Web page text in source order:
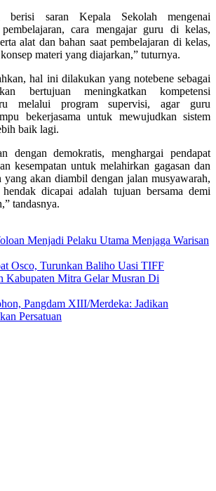
saran Kepala Sekolah mengenai
pembelajaran, cara mengajar guru di kelas,
alat dan bahan saat pembelajaran di kelas,
materi yang diajarkan,” tuturnya.
hal ini dilakukan yang notebene sebagai
bertujuan meningkatkan kompetensi
melalui program supervisi, agar guru
bekerjasama untuk mewujudkan sistem
baik lagi.
dengan demokratis, menghargai pendapat
kesempatan untuk melahirkan gagasan dan
yang akan diambil dengan jalan musyawarah,
dicapai adalah tujuan bersama demi
tandasnya.
Menjadi Pelaku Utama Menjaga Warisan
Osco, Turunkan Baliho Uasi TIFF
Kabupaten Mitra Gelar Musran Di
Pangdam XIII/Merdeka: Jadikan
Persatuan